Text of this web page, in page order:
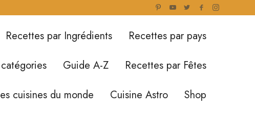
Recettes par Ingrédients
Recettes par pays
Guide A-Z
Recettes par Fêtes
cuisines du monde Cuisine Astro Shop